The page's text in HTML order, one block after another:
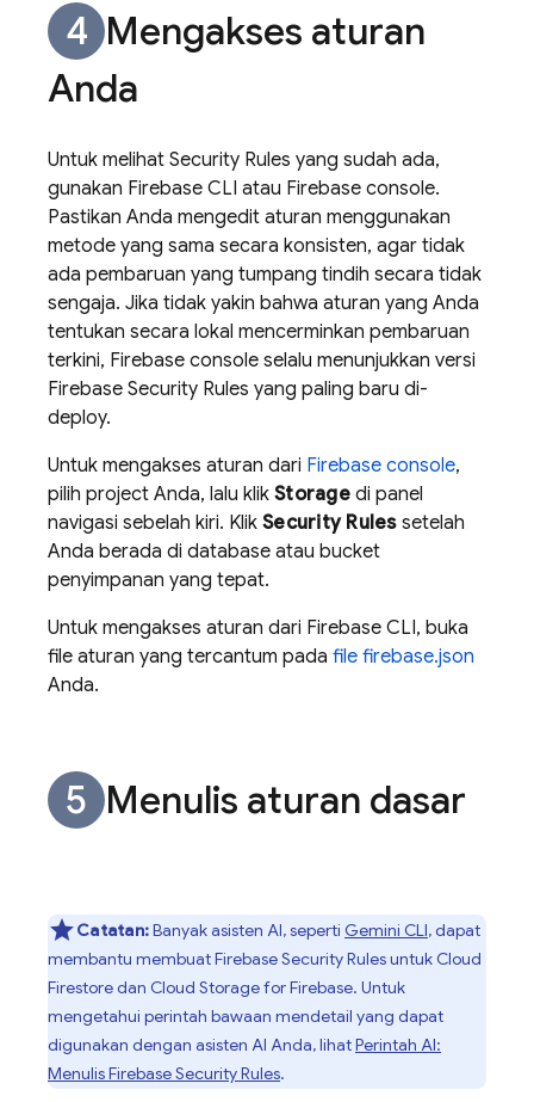
Mengakses aturan
Anda
Untuk melihat Security Rules yang sudah ada,
gunakan Firebase CLI atau Firebase console.
Pastikan Anda mengedit aturan menggunakan
metode yang sama secara konsisten, agar tidak
ada pembaruan yang tumpang tindih secara tidak
sengaja. Jika tidak yakin bahwa aturan yang Anda
tentukan secara lokal mencerminkan pembaruan
terkini, Firebase console selalu menunjukkan versi
Firebase Security Rules yang paling baru di-
deploy.
Untuk mengakses aturan dari Firebase console,
pilih project Anda, lalu klik Storagedi panel
navigasi sebelah kiri. Klik Security Rulessetelah
Anda berada di database atau bucket
penyimpanan yang tepat.
Untuk mengakses aturan dari Firebase CLI, buka
file aturan yang tercantum pada file firebase.json
Anda.
Menulis aturan dasar
Catatan:Banyak asisten AI, seperti Gemini CLI, dapat
membantu membuatFirebase Security Rulesuntuk Cloud
Firestoredan Cloud Storage for Firebase. Untuk
mengetahui perintah bawaan mendetail yang dapat
digunakan dengan asisten AI Anda, lihatPerintah AI:
MenulisFirebase Security Rules.